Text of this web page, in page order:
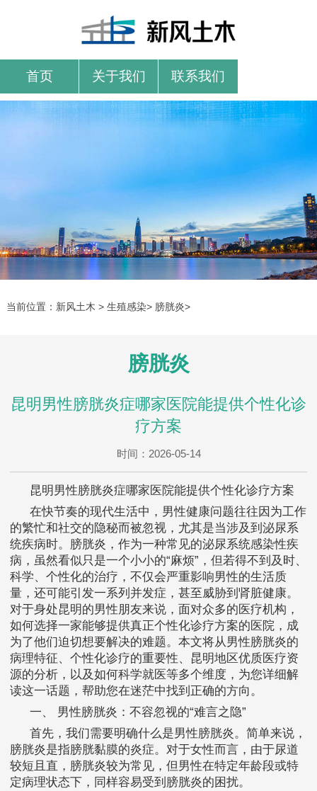
首页 关于我们 联系我们
当前位置： 新风土木 > 生殖感染> 膀胱炎>
膀胱炎
昆明男性膀胱炎症哪家医院能提供个性化诊
疗方案
时间：2026-05-14
昆明男性膀胱炎症哪家医院能提供个性化诊疗方案
在快节奏的现代生活中，男性健康问题往往因为工作
的繁忙和社交的隐秘而被忽视，尤其是当涉及到泌尿系
统疾病时。膀胱炎，作为一种常见的泌尿系统感染性疾
病，虽然看似只是一个小小的“麻烦”，但若得不到及时、
科学、个性化的治疗，不仅会严重影响男性的生活质
量，还可能引发一系列并发症，甚至威胁到肾脏健康。
对于身处昆明的男性朋友来说，面对众多的医疗机构，
如何选择一家能够提供真正个性化诊疗方案的医院，成
为了他们迫切想要解决的难题。本文将从男性膀胱炎的
病理特征、个性化诊疗的重要性、昆明地区优质医疗资
源的分析，以及如何科学就医等多个维度，为您详细解
读这一话题，帮助您在迷茫中找到正确的方向。
一、 男性膀胱炎：不容忽视的“难言之隐”
首先，我们需要明确什么是男性膀胱炎。简单来说，
膀胱炎是指膀胱黏膜的炎症。对于女性而言，由于尿道
较短且直，膀胱炎较为常见，但男性在特定年龄段或特
定病理状态下，同样容易受到膀胱炎的困扰。